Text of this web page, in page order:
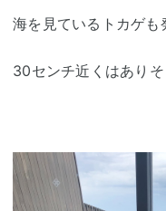
海を見ているトカゲも
30センチ近くはありそ